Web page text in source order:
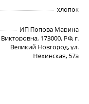
хлопок
ИП Попова Марина
Викторовна, 173000, РФ, г.
Великий Новгород, ул.
Нехинская, 57а